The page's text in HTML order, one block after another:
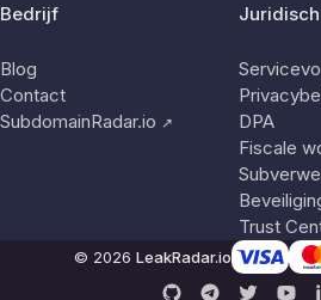
Bedrijf
Blog
Contact
SubdomainRadar.io ↗
Juridisch
DPA
Fiscale
Trust
© 2026 LeakRadar.io